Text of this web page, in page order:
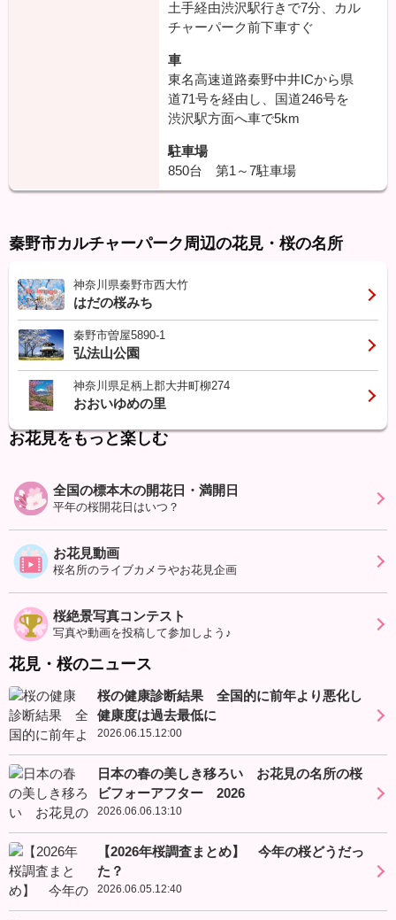
土手経由渋沢駅行きで7分、カル
チャーパーク前下車すぐ
車
東名高速道路秦野中井ICから県
道71号を経由し、国道246号を
渋沢駅方面へ車で5km
駐車場
850台 第1～7駐車場
秦野市カルチャーパーク周辺の花見・桜の名所
神奈川県秦野市西大竹
はだの桜みち
秦野市曽屋5890-1
弘法山公園
神奈川県足柄上郡大井町柳274
おおいゆめの里
お花見をもっと楽しむ
全国の標本木の開花日・満開日
平年の桜開花日はいつ？
お花見動画
桜名所のライブカメラやお花見企画
桜絶景写真コンテスト
写真や動画を投稿して参加しよう♪
花見・桜のニュース
桜の健康診断結果 全国的に前年より悪化し
健康度は過去最低に
2026.06.15.12:00
日本の春の美しき移ろい お花見の名所の桜
ビフォーアフター 2026
2026.06.06.13:10
【2026年桜調査まとめ】 今年の桜どうだっ
た？
2026.06.05.12:40